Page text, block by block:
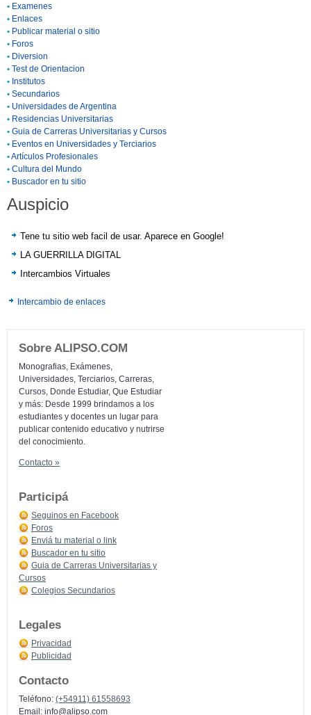
• Examenes
• Enlaces
• Publicar material o sitio
• Foros
• Diversion
• Test de Orientacion
• Institutos
• Secundarios
• Universidades de Argentina
• Residencias Universitarias
• Guia de Carreras Universitarias y Cursos
• Eventos en Universidades y Terciarios
•Artículos Profesionales
• Cultura del Mundo
• Buscador en tu sitio
Auspicio
Tene tu sitio web facil de usar. Aparece en Google!
LA GUERRILLA DIGITAL
Intercambios Virtuales
Intercambio de enlaces
Sobre ALIPSO.COM
Monografias, Exámenes,
Universidades, Terciarios, Carreras,
Cursos, Donde Estudiar, Que Estudiar
y más: Desde 1999 brindamos a los
estudiantes y docentes un lugar para
publicar contenido educativo y nutrirse
del conocimiento.
Contacto »
Participá
Seguinos en Facebook
Foros
Enviá tu material o link
Buscador en tu sitio
Guia de Carreras Universitarias y
Cursos
Colegios Secundarios
Legales
Privacidad
Publicidad
Contacto
Teléfono: (+54911) 61558693
Email: info@alipso.com